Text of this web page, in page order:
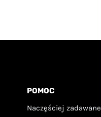
POMOC
Naczęściej zadawane